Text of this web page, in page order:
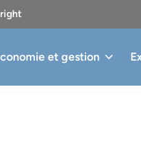
et gestion